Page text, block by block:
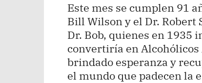
Este mes se cumplen 91
Bill Wilson y el Dr. Robert
Dr. Bob, quienes en 1935
convertiría en
brindado esperanza y
el mundo que padecen la